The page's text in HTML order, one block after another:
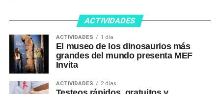
ACTIVIDADES
ACTIVIDADES 1 día
El museo de los dinosaurios más
grandes del mundo presenta MEF
Invita
ACTIVIDADES 2 días